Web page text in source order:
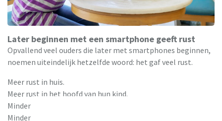
Later beginnen met een smartphone geeft rust
Opvallend veel ouders die later met smartphones beginnen,
noemen uiteindelijk hetzelfde woord: het gaf veel rust.
Meer rust in huis.
Meer rust in het hoofd van hun kind.
Minder discussies.
Minder constante prikkels.